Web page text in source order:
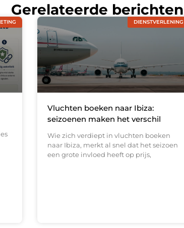
Gerelateerde berichten
DIENSTVERLENING
Vluchten boeken naar Ibiza:
seizoenen maken het verschil
Wie zich verdiept in vluchten boeken
naar Ibiza, merkt al snel dat het seizoen
een grote invloed heeft op prijs,